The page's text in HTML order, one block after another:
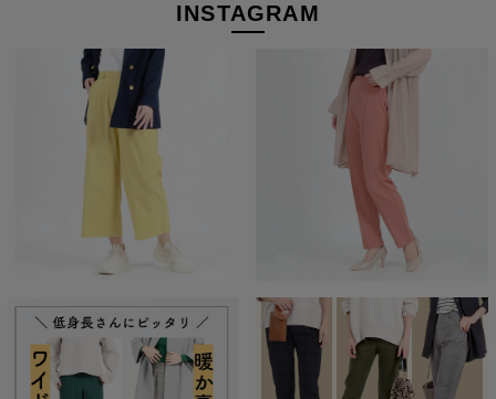
もオシャレを楽しめますよ。INSTAGRAM